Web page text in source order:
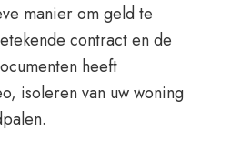
manier om geld te
contract en de
heeft
isoleren van uw woning